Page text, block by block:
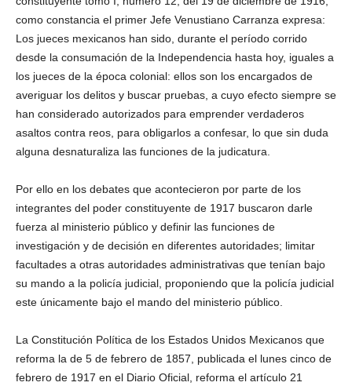
como constancia el primer Jefe Venustiano Carranza expresa:
Los jueces mexicanos han sido, durante el período corrido
desde la consumación de la Independencia hasta hoy, iguales a
los jueces de la época colonial: ellos son los encargados de
averiguar los delitos y buscar pruebas, a cuyo efecto siempre se
han considerado autorizados para emprender verdaderos
asaltos contra reos, para obligarlos a confesar, lo que sin duda
alguna desnaturaliza las funciones de la judicatura.
Por ello en los debates que acontecieron por parte de los
integrantes del poder constituyente de 1917 buscaron darle
fuerza al ministerio público y definir las funciones de
investigación y de decisión en diferentes autoridades; limitar
facultades a otras autoridades administrativas que tenían bajo
su mando a la policía judicial, proponiendo que la policía judicial
este únicamente bajo el mando del ministerio público.
La Constitución Política de los Estados Unidos Mexicanos que
reforma la de 5 de febrero de 1857, publicada el lunes cinco de
febrero de 1917 en el Diario Oficial, reforma el artículo 21